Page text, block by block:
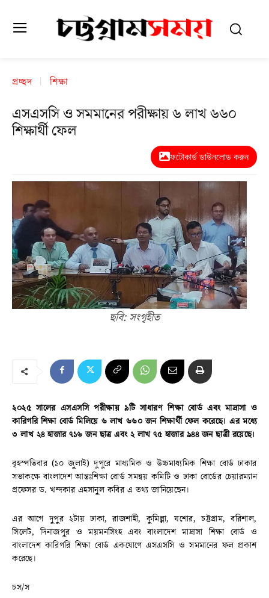
প্রচ্ছদ শিক্ষা
এসএসসি ও সমমানের পরীক্ষায় ৬ লাখ ৬৬০
শিক্ষার্থী ফেল
ফটোকার্ড ডাউনলোড করুন
ছবি: সংগৃহীত
২০২৫ সালের এসএসসি পরীক্ষায় ৯টি সাধারণ শিক্ষা বোর্ড এবং মাদ্রাসা ও
কারিগরি শিক্ষা বোর্ড মিলিয়ে ৬ লাখ ৬৬০ জন শিক্ষার্থী ফেল করেছে। এর মধ্যে
৩ লাখ ২৪ হাজার ৭১৬ জন ছাত্র এবং ২ লাখ ৭৫ হাজার ৯৪৪ জন ছাত্রী রয়েছে।
বৃহস্পতিবার (১০ জুলাই) দুপুরে মাধ্যমিক ও উচ্চমাধ্যমিক শিক্ষা বোর্ড ঢাকার
সভাকক্ষে বাংলাদেশ আন্তঃশিক্ষা বোর্ড সমন্বয় কমিটি ও ঢাকা বোর্ডের চেয়ারম্যান
প্রফেসর ড. খন্দকার এহসানুল কবির এ তথ্য জানিয়েছেন।
এর আগে দুপুর ২টায় ঢাকা, রাজশাহী, কুমিল্লা, যশোর, চট্টগ্রাম, বরিশাল,
সিলেট, দিনাজপুর ও ময়মনসিংহ এবং বাংলাদেশ মাদ্রাসা শিক্ষা বোর্ড ও
বাংলাদেশ কারিগরি শিক্ষা বোর্ড একযোগে এসএসসি ও সমমানের ফল প্রকাশ
করেছে।
চস/স